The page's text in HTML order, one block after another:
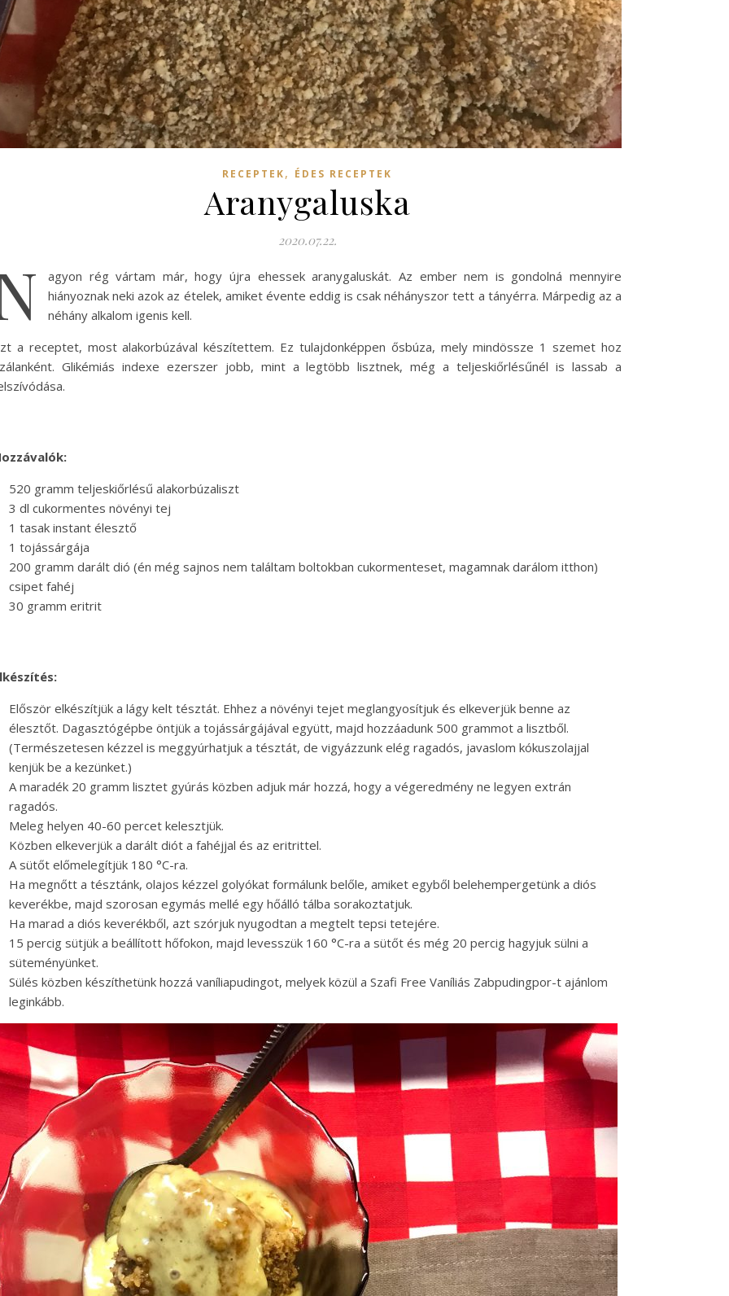
RECEPTEK, ÉDES RECEPTEK
Aranygaluska
2020.07.22.
agyon rég vártam már, hogy újra ehessek aranygaluskát. Az ember nem is gondolná mennyire
hiányoznak neki azok az ételek, amiket évente eddig is csak néhányszor tett a tányérra. Márpedig az a
néhány alkalom igenis kell.
a receptet, most alakorbúzával készítettem. Ez tulajdonképpen ősbúza, mely mindössze 1 szemet hoz
Glikémiás indexe ezerszer jobb, mint a legtöbb lisztnek, még a teljeskiőrlésűnél is lassab a
520 gramm teljeskiőrlésű alakorbúzaliszt
3 dl cukormentes növényi tej
1 tasak instant élesztő
1 tojássárgája
200 gramm darált dió (én még sajnos nem találtam boltokban cukormenteset, magamnak darálom itthon)
csipet fahéj
30 gramm eritrit
Először elkészítjük a lágy kelt tésztát. Ehhez a növényi tejet meglangyosítjuk és elkeverjük benne az
élesztőt. Dagasztógépbe öntjük a tojássárgájával együtt, majd hozzáadunk 500 grammot a lisztből.
(Természetesen kézzel is meggyúrhatjuk a tésztát, de vigyázzunk elég ragadós, javaslom kókuszolajjal
kenjük be a kezünket.)
A maradék 20 gramm lisztet gyúrás közben adjuk már hozzá, hogy a végeredmény ne legyen extrán
ragadós.
Meleg helyen 40-60 percet kelesztjük.
Közben elkeverjük a darált diót a fahéjjal és az eritrittel.
A sütőt előmelegítjük 180 °C-ra.
Ha megnőtt a tésztánk, olajos kézzel golyókat formálunk belőle, amiket egyből belehempergetünk a diós
keverékbe, majd szorosan egymás mellé egy hőálló tálba sorakoztatjuk.
Ha marad a diós keverékből, azt szórjuk nyugodtan a megtelt tepsi tetejére.
15 percig sütjük a beállított hőfokon, majd levesszük 160 °C-ra a sütőt és még 20 percig hagyjuk sülni a
süteményünket.
Sülés közben készíthetünk hozzá vaníliapudingot, melyek közül a Szafi Free Vaníliás Zabpudingpor-t ajánlom
leginkább.